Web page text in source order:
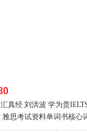
真经 刘洪波 学为贵
雅思考试资料单词书核心